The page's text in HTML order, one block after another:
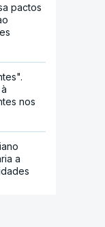
pactos
nos
a